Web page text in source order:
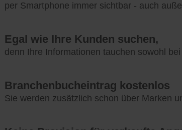
per Smartphone immer sichtbar - auch
Egal wie Ihre Kunden suchen,
denn Ihre Informationen tauchen sowohl
Branchenbucheintrag kostenlos
Sie werden zusätzlich schon über Marken